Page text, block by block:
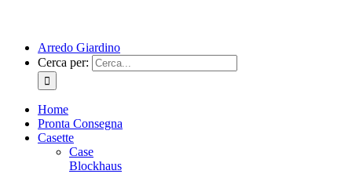
Arredo Giardino
Cerca per:
Home
Pronta Consegna
Casette
Case
Blockhaus